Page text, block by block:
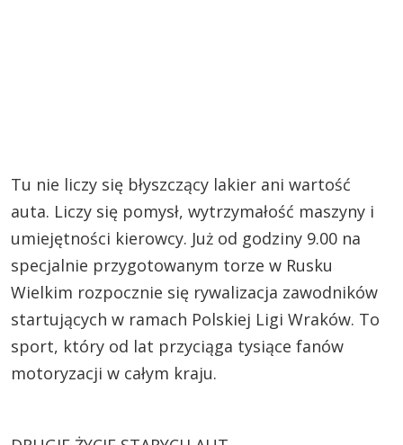
Tu nie liczy się błyszczący lakier ani wartość
auta. Liczy się pomysł, wytrzymałość maszyny i
umiejętności kierowcy. Już od godziny 9.00 na
specjalnie przygotowanym torze w Rusku
Wielkim rozpocznie się rywalizacja zawodników
startujących w ramach Polskiej Ligi Wraków. To
sport, który od lat przyciąga tysiące fanów
motoryzacji w całym kraju.